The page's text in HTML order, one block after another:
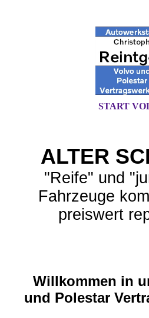
START
ALTER
"Reife" und
Fahrzeuge
preiswert
Willkommen in
und Polestar